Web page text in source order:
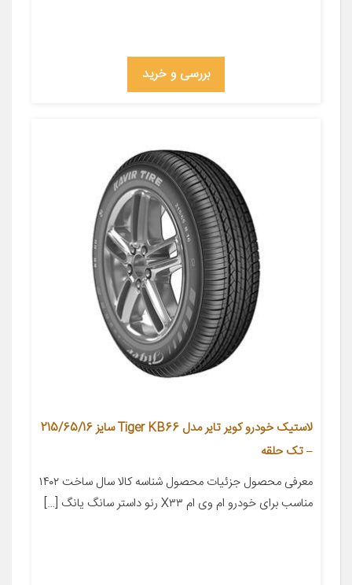
بررسی و خرید
لاستیک خودرو کویر تایر مدل Tiger KB66 سایز 215/65/16
– تک حلقه
معرفی محصول جزئیات محصول شناسه کالا سال ساخت ۱۴۰۲
مناسب برای خودرو ام وی ام X۳۳ رنو داستر سانگ یانگ […]